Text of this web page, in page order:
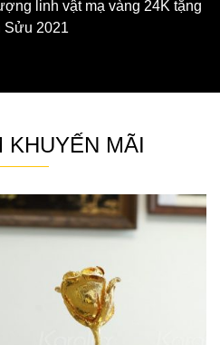
linh vật mạ vàng 24K tặng
Sửu 2021
KHUYẾN MÃI